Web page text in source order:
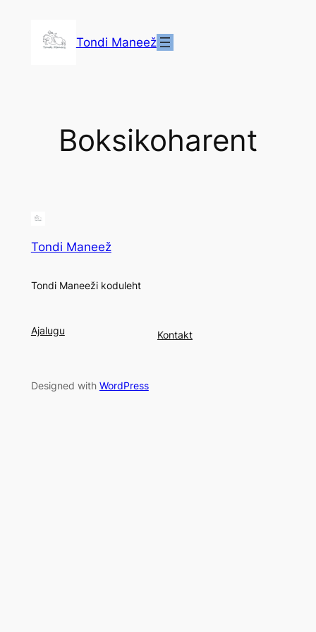
Tondi Maneež
Boksikoharent
Tondi Maneež
Tondi Maneeži koduleht
Ajalugu Kontakt
Designed with WordPress